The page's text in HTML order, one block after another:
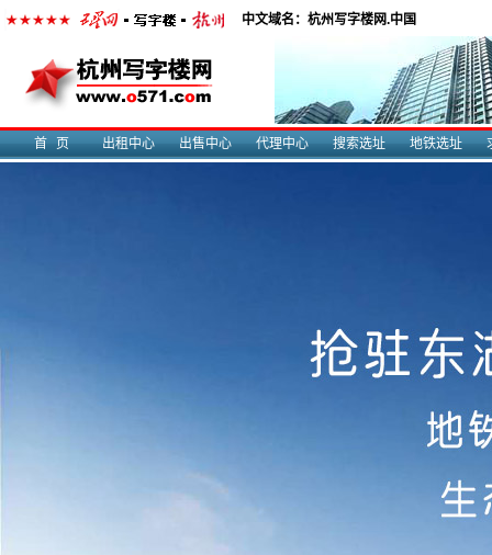
中文域名：杭州写字楼网.中国
首页 出租中心 出售中心 代理中心 搜索选址 地铁选址